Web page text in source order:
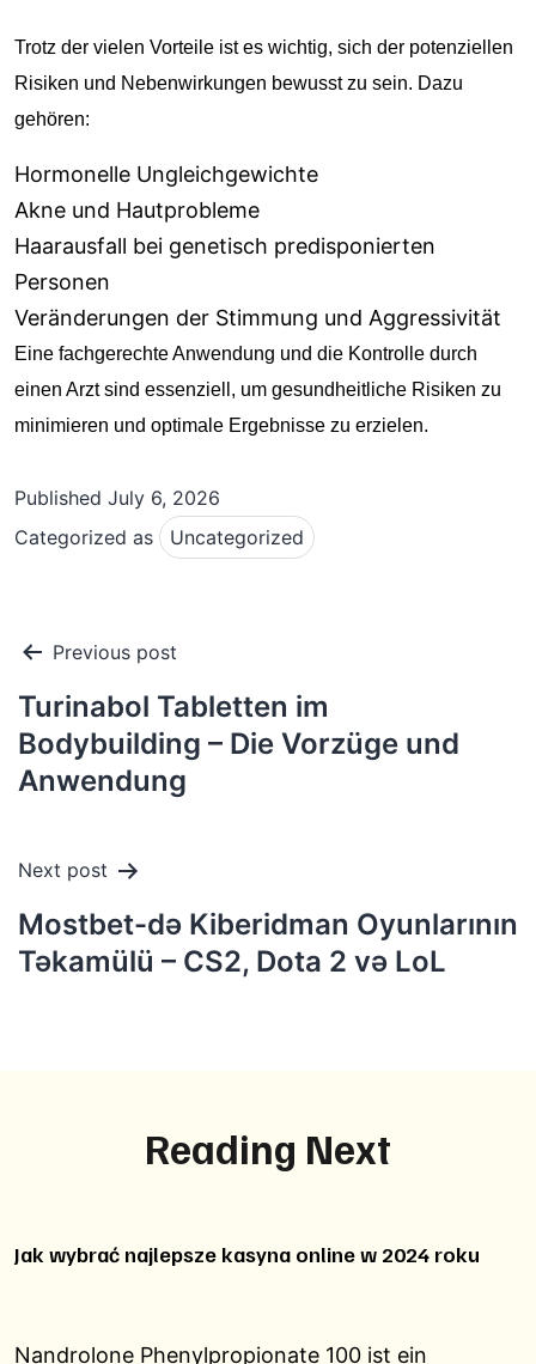
Trotz der vielen Vorteile ist es wichtig, sich der potenziellen
Risiken und Nebenwirkungen bewusst zu sein. Dazu
gehören:
Hormonelle Ungleichgewichte
Akne und Hautprobleme
Haarausfall bei genetisch predisponierten
Personen
Veränderungen der Stimmung und Aggressivität
Eine fachgerechte Anwendung und die Kontrolle durch
einen Arzt sind essenziell, um gesundheitliche Risiken zu
minimieren und optimale Ergebnisse zu erzielen.
Published July 6, 2026
Categorized as
Uncategorized
Post
navigation
Previous post
Turinabol Tabletten im
Bodybuilding – Die Vorzüge und
Anwendung
Next post
Mostbet-də Kiberidman Oyunlarının
Təkamülü – CS2, Dota 2 və LoL
Reading Next
Jak wybrać najlepsze kasyna online w 2024 roku
Nandrolone Phenylpropionate 100 ist ein